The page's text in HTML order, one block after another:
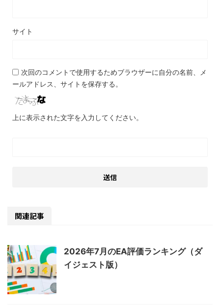
サイト
次回のコメントで使用するためブラウザーに自分の名前、メ
ールアドレス、サイトを保存する。
上に表示された文字を入力してください。
関連記事
2026年7月のEA評価ランキング（ダ
イジェスト版）